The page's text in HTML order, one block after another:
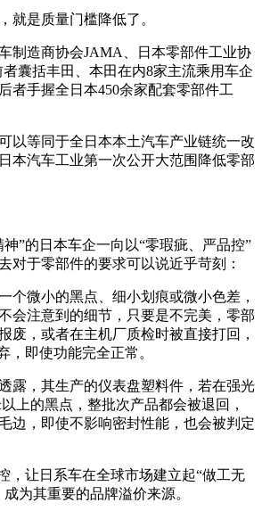
就是质量门槛降低了。
制造商协会JAMA、日本零部件工业协
囊括丰田、本田在内8家主流乘用车企
者手握全日本450余家配套零部件工
以等同于全日本本土汽车产业链统一改
本汽车工业第一次公开大范围降低零部
”的日本车企一向以“零瑕疵、严品控”
对于零部件的要求可以说近乎苛刻：
个微小的黑点、细小划痕或微小色差，
会注意到的细节，只要是不完美，零部
废，或者在主机厂质检时被直接打回，
，即使功能完全正常。
露，其生产的仪表盘塑料件，若在强光
上的黑点，整批次产品都会被退回，
边，即使不影响密封性能，也会被判定
，让日系车在全球市场建立起“做工无
为其重要的品牌溢价来源。